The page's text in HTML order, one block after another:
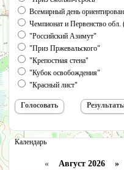
Всемирный день
Чемпионат и Первенство обл.
"Российский Азимут"
"Приз Пржевальского"
"Крепостная стена"
"Кубок освобождения"
"Красный лист"
Календарь
« Август 2026 »